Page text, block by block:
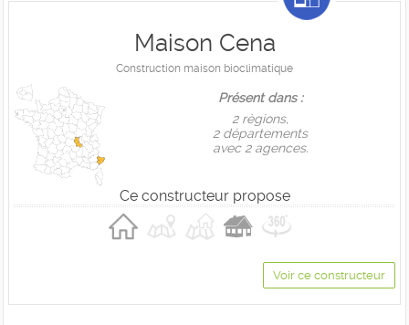
Maison Cena
Construction maison bioclimatique
Présent dans :
2 règions,
2 départements
avec 2 agences.
Ce constructeur propose
Voir ce constructeur